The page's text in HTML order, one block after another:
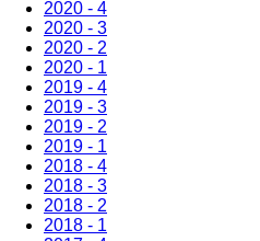
2020 - 4
2020 - 3
2020 - 2
2020 - 1
2019 - 4
2019 - 3
2019 - 2
2019 - 1
2018 - 4
2018 - 3
2018 - 2
2018 - 1